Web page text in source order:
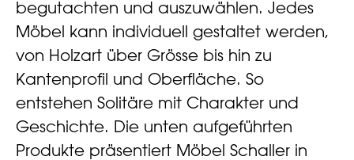
begutachten und auszuwählen. Jedes
Möbel kann individuell gestaltet werden,
von Holzart über Grösse bis hin zu
Kantenprofil und Oberfläche. So
entstehen Solitäre mit Charakter und
Geschichte. Die unten aufgeführten
Produkte präsentiert Möbel Schaller in